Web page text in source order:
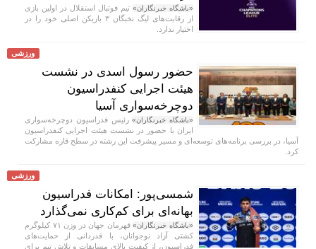
«باشگاه خبرنگاران» تیم فوتبال استقلال در اولین بازی
از رقابت‌های لیگ نخبگان ۳ بازیکن اصلی خود را در
اختیار ندارد.
ورزشی
حضور رسول اسدی در نشست
هیئت اجرایی کنفدراسیون
دوچرخه‌سواری آسیا
«باشگاه خبرنگاران»رئیس فدراسیون دوچرخه‌سواری
ایران با حضور در نشست هیئت اجرایی کنفدراسیون
آسیا، در بررسی برنامه‌های توسعه‌ای و مسیر پیشرفت این رشته در سطح قاره مشارکت
کرد.
ورزشی
شمسی‌پور: امکانات فدراسیون
بهانه‌ای برای کم‌کاری نمی‌گذارد
«باشگاه خبرنگاران»
قهرمان جهان در وزن ۷۱ کیلوگرم
کشتی آزاد نوجوانان، با قدردانی از حمایت‌های
فدراسیون، از کیفیت بالای مسابقات و تلاش تیم برای